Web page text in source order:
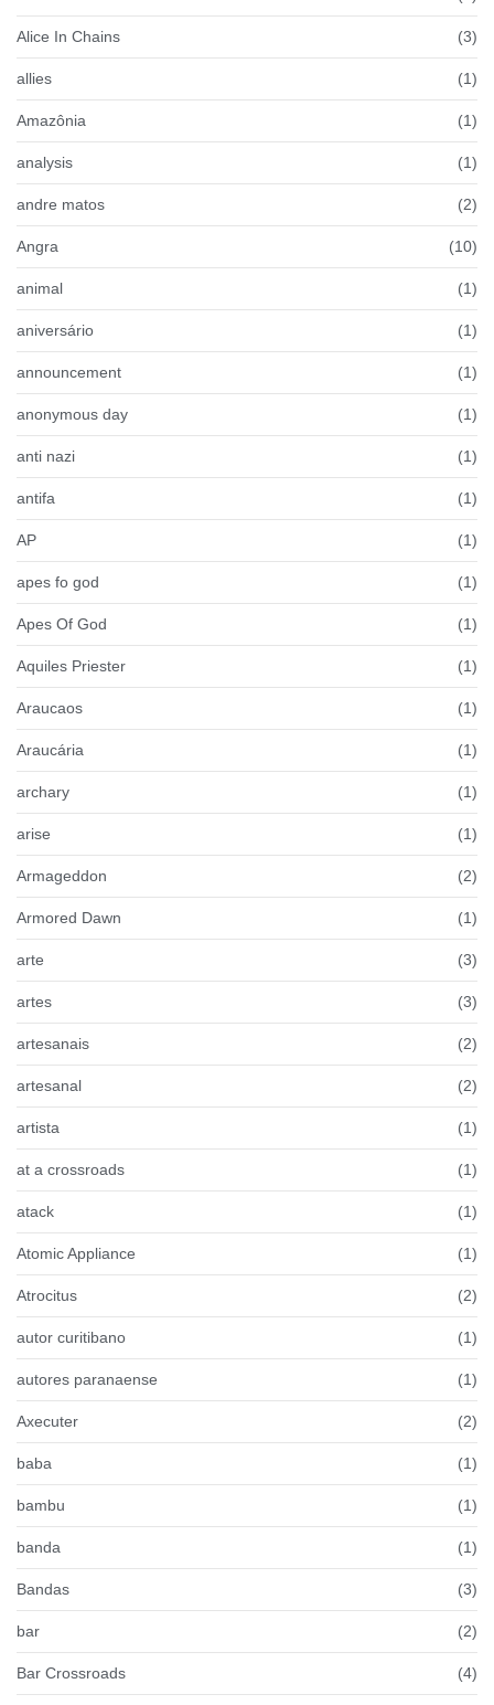
Alice In Chains (3)
allies (1)
Amazônia (1)
analysis (1)
andre matos (2)
Angra (10)
animal (1)
aniversário (1)
announcement (1)
anonymous day (1)
anti nazi (1)
antifa (1)
AP (1)
apes fo god (1)
Apes Of God (1)
Aquiles Priester (1)
Araucaos (1)
Araucária (1)
archary (1)
arise (1)
Armageddon (2)
Armored Dawn (1)
arte (3)
artes (3)
artesanais (2)
artesanal (2)
artista (1)
at a crossroads (1)
atack (1)
Atomic Appliance (1)
Atrocitus (2)
autor curitibano (1)
autores paranaense (1)
Axecuter (2)
baba (1)
bambu (1)
banda (1)
Bandas (3)
bar (2)
Bar Crossroads (4)